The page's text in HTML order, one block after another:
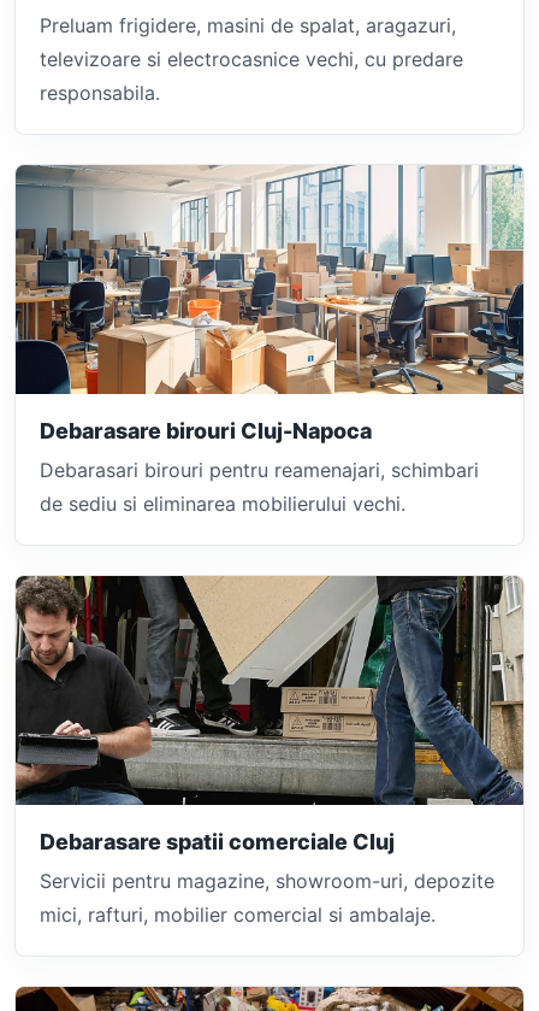
Preluam frigidere, masini de spalat, aragazuri,
televizoare si electrocasnice vechi, cu predare
responsabila.
Debarasare birouri Cluj-Napoca
Debarasari birouri pentru reamenajari, schimbari
de sediu si eliminarea mobilierului vechi.
Debarasare spatii comerciale Cluj
Servicii pentru magazine, showroom-uri, depozite
mici, rafturi, mobilier comercial si ambalaje.